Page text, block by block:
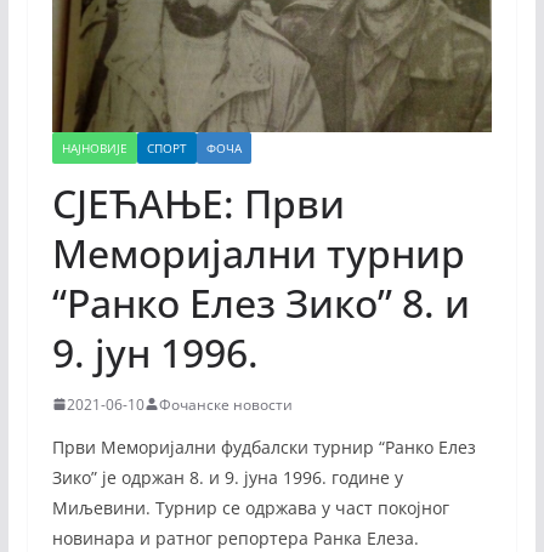
НАЈНОВИЈЕ СПОРТ ФОЧА
СЈЕЋАЊЕ: Први
Меморијални турнир
“Ранко Елез Зико” 8. и
9. јун 1996.
2021-06-10 Фочанске новости
Први Меморијални фудбалски турнир “Ранко Елез
Зико” је одржан 8. и 9. јуна 1996. године у
Миљевини. Турнир се одржава у част покојног
новинара и ратног репортера Ранка Елеза.